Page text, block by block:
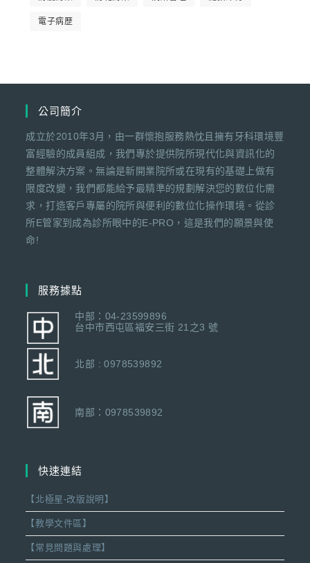
電子病歷
公司簡介
成立於2010年3月，由一群懷抱服務熱忱且擁有牙科環境豐
富經驗的成員組成，我們專於提供院所現代化與資訊化的
整體解決方案。無論是新開業院所或在現有的基礎上做有
限度改變，我們都能給予最精準的規劃解決您的數位化需
求，打造客戶專屬的院所與便利的數位化操作環境。從診
所E管家到成為診所眼中的E-PRO，這是我們的願景與使
命!
服務據點
中部：04-23599896
台中市西屯區福安三街 21之3 號
北部 : 0978539892
南部：0978539892
快速連結
【北極星-改版說明】
【教學文件區】
【常見問題與處理】